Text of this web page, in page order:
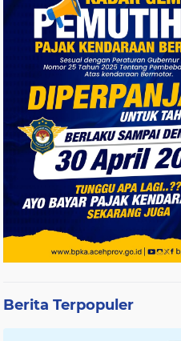
Berita Terpopuler